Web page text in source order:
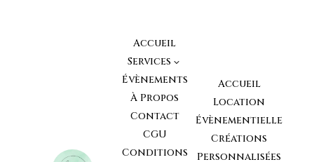
Accueil
Services 3
Évènements
À Propos
Contact
CGU
Conditions
Accueil
Location
Évènementielle
Créations
Personnalisées